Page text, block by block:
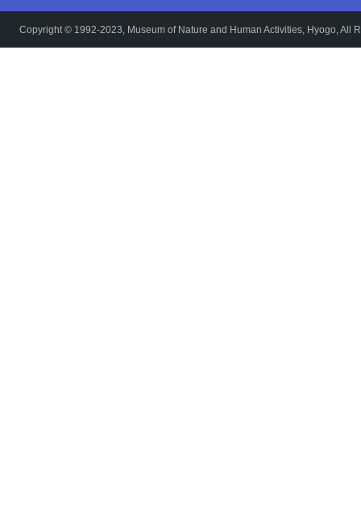
Copyright © 1992-2023, Museum of Nature and Human Activities, Hyogo, All